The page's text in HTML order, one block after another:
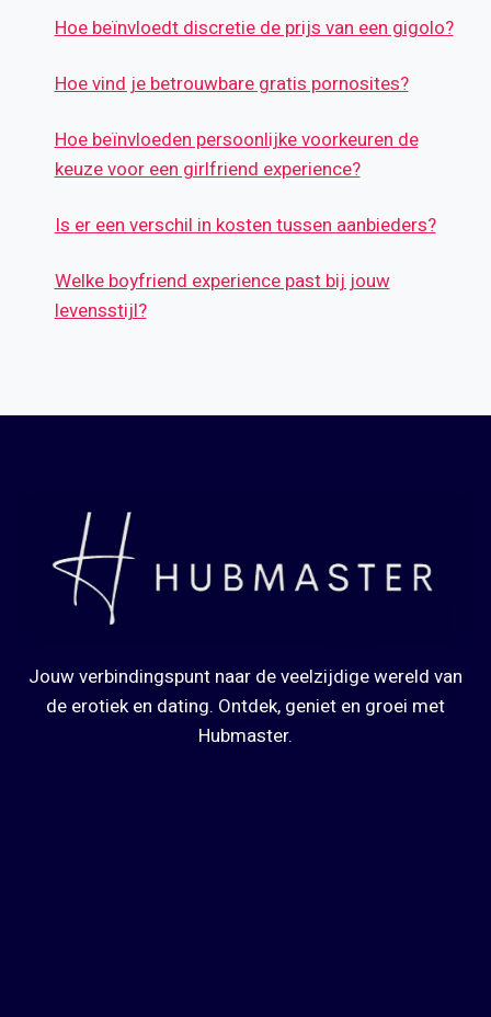
Hoe beïnvloedt discretie de prijs van een gigolo?
Hoe vind je betrouwbare gratis pornosites?
Hoe beïnvloeden persoonlijke voorkeuren de
keuze voor een girlfriend experience?
Is er een verschil in kosten tussen aanbieders?
Welke boyfriend experience past bij jouw
levensstijl?
Jouw verbindingspunt naar de veelzijdige wereld van
de erotiek en dating. Ontdek, geniet en groei met
Hubmaster.